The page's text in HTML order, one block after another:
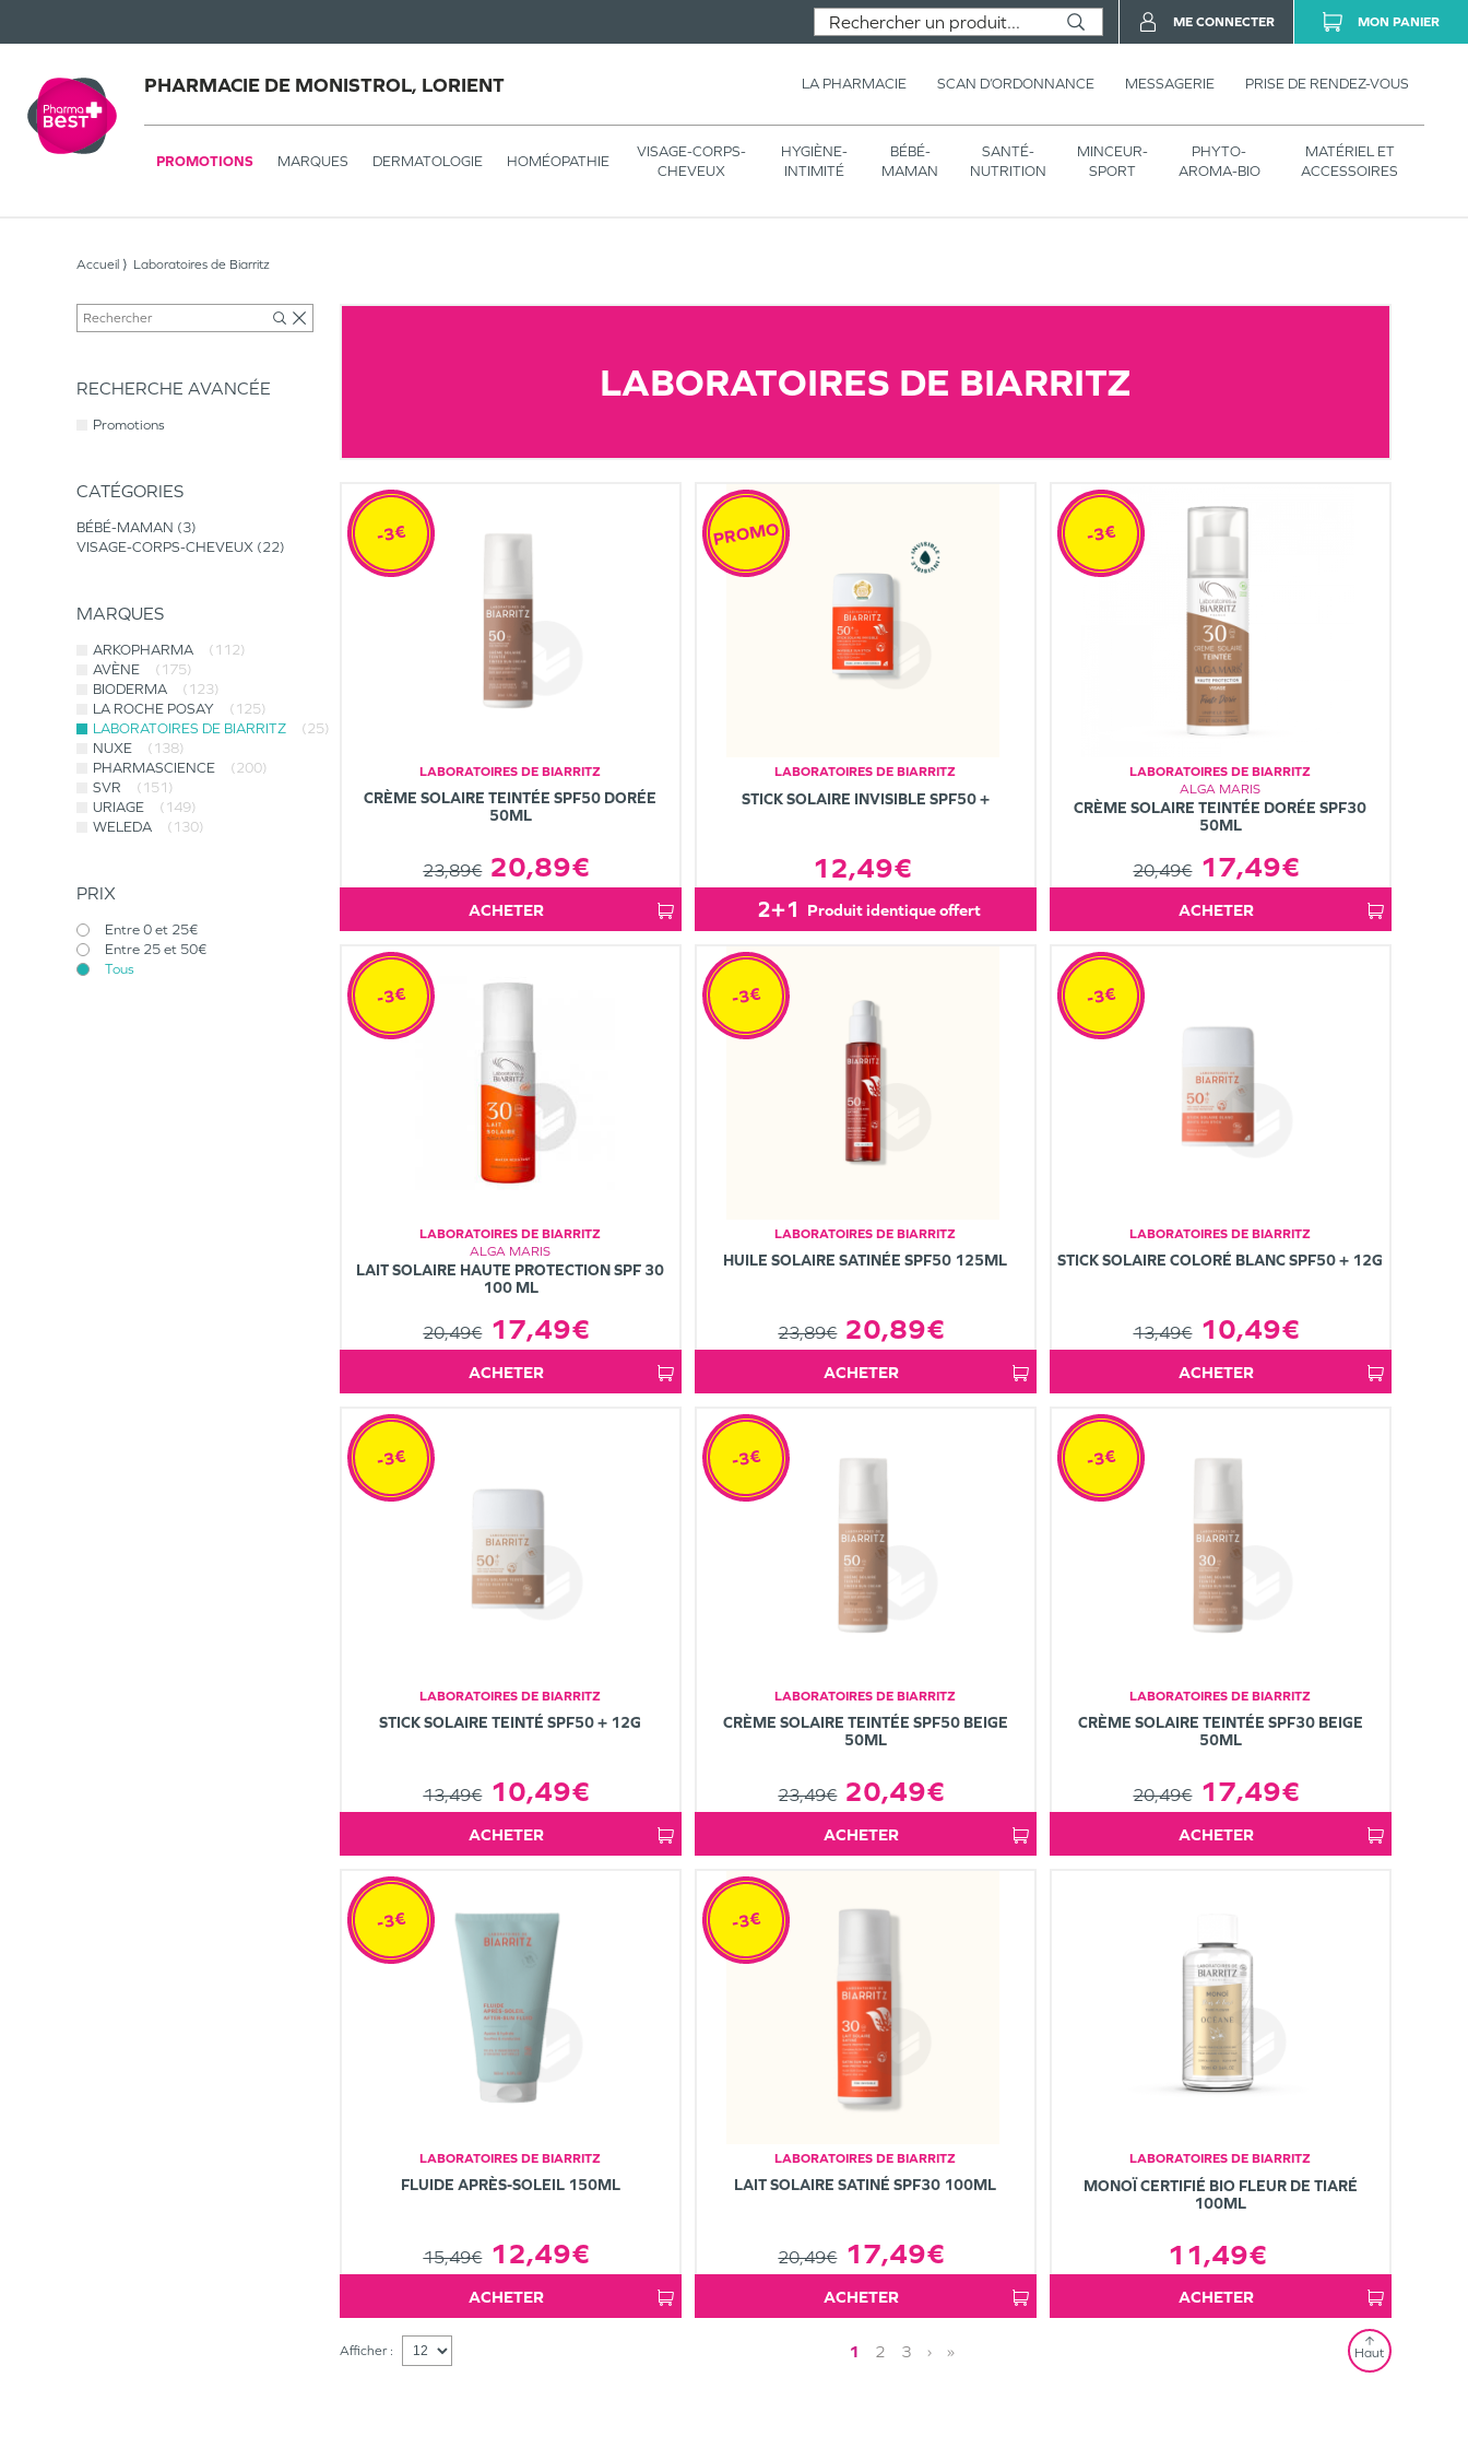
PHARMACIE DE MONISTROL, LORIENT LA PHARMACIE SCAN D’ORDONNANCE MESSAGERIE PRISE DE RENDEZ-VOUS
PROMOTIONS MARQUES DERMATOLOGIE HOMÉOPATHIE
VISAGE-CORPS-
CHEVEUX
HYGIÈNE-
INTIMITÉ
BÉBÉ-
MAMAN
SANTÉ-
NUTRITION
MINCEUR-
SPORT
PHYTO-
AROMA-BIO
MATÉRIEL ET
ACCESSOIRES
ME CONNECTER MON PANIER
Accueil Laboratoires de Biarritz
RECHERCHE AVANCÉE
Promotions
CATÉGORIES
BÉBÉ-MAMAN
3
VISAGE-CORPS-CHEVEUX 22
MARQUES
ARKOPHARMA
(112)
AVÈNE
(175)
BIODERMA
(123)
LA ROCHE POSAY
(125)
LABORATOIRES DE BIARRITZ
(25)
NUXE
(138)
PHARMASCIENCE
(200)
SVR
(151)
URIAGE
(149)
WELEDA
(130)
PRIX
Entre 0 et 25€
Entre 25 et 50€
Tous
LABORATOIRES DE BIARRITZ
LABORATOIRES DE BIARRITZ
CRÈME SOLAIRE TEINTÉE SPF50 DORÉE
50ML
23,89€ 20,89€
-3€
ACHETER
LABORATOIRES DE BIARRITZ
STICK SOLAIRE INVISIBLE SPF50 +
12,49€
PROMO
2+1 produit identique offert
LABORATOIRES DE BIARRITZ
ALGA MARIS
CRÈME SOLAIRE TEINTÉE DORÉE SPF30
50ML
20,49€ 17,49€
-3€
ACHETER
LABORATOIRES DE BIARRITZ
ALGA MARIS
LAIT SOLAIRE HAUTE PROTECTION SPF 30
100 ML
20,49€ 17,49€
-3€
ACHETER
LABORATOIRES DE BIARRITZ
HUILE SOLAIRE SATINÉE SPF50 125ML
23,89€ 20,89€
-3€
ACHETER
LABORATOIRES DE BIARRITZ
STICK SOLAIRE COLORÉ BLANC SPF50 + 12G
13,49€ 10,49€
-3€
ACHETER
LABORATOIRES DE BIARRITZ
STICK SOLAIRE TEINTÉ SPF50 + 12G
13,49€ 10,49€
-3€
ACHETER
LABORATOIRES DE BIARRITZ
CRÈME SOLAIRE TEINTÉE SPF50 BEIGE
50ML
23,49€ 20,49€
-3€
ACHETER
LABORATOIRES DE BIARRITZ
CRÈME SOLAIRE TEINTÉE SPF30 BEIGE
50ML
20,49€ 17,49€
-3€
ACHETER
LABORATOIRES DE BIARRITZ
FLUIDE APRÈS-SOLEIL 150ML
15,49€ 12,49€
-3€
ACHETER
LABORATOIRES DE BIARRITZ
LAIT SOLAIRE SATINÉ SPF30 100ML
20,49€ 17,49€
-3€
ACHETER
LABORATOIRES DE BIARRITZ
MONOÏ CERTIFIÉ BIO FLEUR DE TIARÉ
100ML
11,49€
ACHETER
Afficher : 1 2 3 › » Haut